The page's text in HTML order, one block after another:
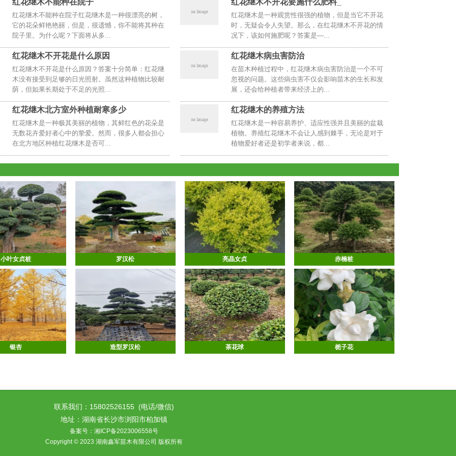
红花继木不能种在院子红花继木是一种很漂亮的树，
它的花朵鲜艳艳丽，但是，很遗憾，你不能将其种在
院子里。为什么呢？下面将从多...
红花继木是一种观赏性很强的植物，但是当它不开花
时，无疑会令人失望。那么，在红花继木不开花的情
况下，该如何施肥呢？答案是—...
红花继木不开花是什么原因
红花继木不开花是什么原因？答案十分简单：红花继
木没有接受到足够的日光照射。虽然这种植物比较耐
荫，但如果长期处于不足的光照...
红花继木病虫害防治
在苗木种植过程中，红花继木病虫害防治是一个不可
忽视的问题。这些病虫害不仅会影响苗木的生长和发
展，还会给种植者带来经济上的...
红花继木北方室外种植耐寒多少
红花继木是一种极其美丽的植物，其鲜红色的花朵是
无数花卉爱好者心中的挚爱。然而，很多人都会担心
在北方地区种植红花继木是否可...
红花继木的养殖方法
红花继木是一种容易养护、适应性强并且美丽的盆栽
植物。养殖红花继木不会让人感到棘手，无论是对于
植物爱好者还是初学者来说，都...
小叶女贞桩 罗汉松 亮晶女贞 赤楠桩
银杏 造型罗汉松 茶花球 栀子花
联系我们： 15802526155 (电话/微信)
地址：湖南省长沙市浏阳市柏加镇
备案号：湘ICP备2023006558号
Copyright © 2023 湖南鑫军苗木有限公司 版权所有